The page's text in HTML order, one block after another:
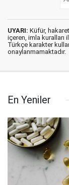
UYARI: Küfür,
içeren, imla kuralları
Türkçe karakter
onaylanmamaktadır.
En Yeniler